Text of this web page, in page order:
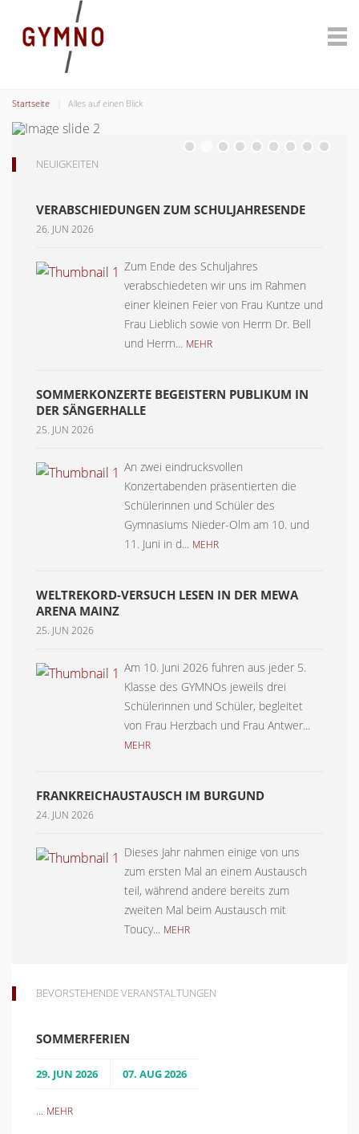
Startseite Alles auf einen Blick
NEUIGKEITEN
VERABSCHIEDUNGEN ZUM SCHULJAHRESENDE
26. JUN 2026
Zum Ende des Schuljahres
verabschiedeten wir uns im Rahmen
einer kleinen Feier von Frau Kuntze und
Frau Lieblich sowie von Herrn Dr. Bell
und Herrn... MEHR
SOMMERKONZERTE BEGEISTERN PUBLIKUM IN
DER SÄNGERHALLE
25. JUN 2026
An zwei eindrucksvollen
Konzertabenden präsentierten die
Schülerinnen und Schüler des
Gymnasiums Nieder-Olm am 10. und
11. Juni in d... MEHR
WELTREKORD-VERSUCH LESEN IN DER MEWA
ARENA MAINZ
25. JUN 2026
Am 10. Juni 2026 fuhren aus jeder 5.
Klasse des GYMNOs jeweils drei
Schülerinnen und Schüler, begleitet
von Frau Herzbach und Frau Antwer...
MEHR
FRANKREICHAUSTAUSCH IM BURGUND
24. JUN 2026
Dieses Jahr nahmen einige von uns
zum ersten Mal an einem Austausch
teil, während andere bereits zum
zweiten Mal beim Austausch mit
Toucy... MEHR
BEVORSTEHENDE VERANSTALTUNGEN
SOMMERFERIEN
29. JUN 2026 07. AUG 2026
... MEHR